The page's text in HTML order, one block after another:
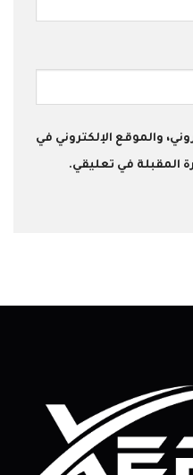
والموقع الإلكتروني في
المقبلة في تعليقي.